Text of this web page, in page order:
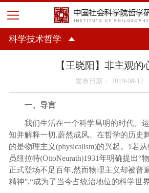
科学技术哲学
【王晓阳】非主观的
发布日期： 2019-08-12
一、导言
我们生活在一个科学昌明的时代。
知并解释一切,蔚然成风。在哲学的历史
的是物理主义(physicalism)的兴起。 1 若
员纽拉特(OttoNeurath)1931年明确提出“
正式登场不足百年,然而物理主义却被普
精神”,“成为了当今占统治地位的科学世